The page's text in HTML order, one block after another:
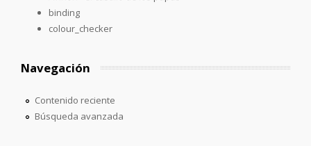
binding
colour_checker
Navegación
Contenido reciente
Búsqueda avanzada